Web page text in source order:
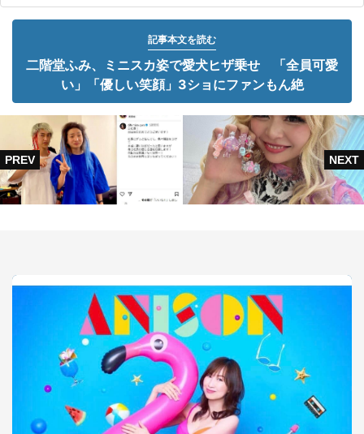
記事本文を読む
二階堂ふみ、ミニスカ姿で愛犬ヒザ乗せ 「全員可愛
い」「優しい笑顔」3ショにファンもん絶